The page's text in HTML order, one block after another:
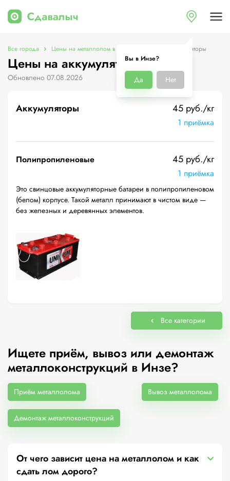
Вы в Инзе?
Да Нет
Все города Цены на металлолом в Инзе Цены на аккумуляторы
Цены на аккумуляторы в Инзе
Обновлено 07.08.2026
Аккумуляторы 45 руб./кг
1 приёмка
Полипропиленовые 45 руб./кг
1 приёмка
Это свинцовые аккумуляторные батареи в полипропиленовом
(белом) корпусе. Такой металл принимают в чистом виде —
без железных и деревянных элементов.
Все категории
Ищете приём, вывоз или демонтаж
металлоконструкций в Инзе?
Приём металлолома Вывоз металлолома
Демонтаж металлоконструкций
От чего зависит цена на металлолом и как
сдать лом дорого?